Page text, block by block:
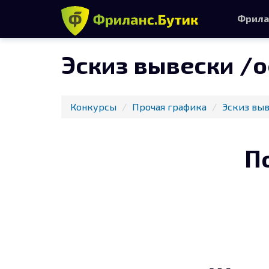
Эскиз вывески /
Конкурсы Прочая графика Эскиз